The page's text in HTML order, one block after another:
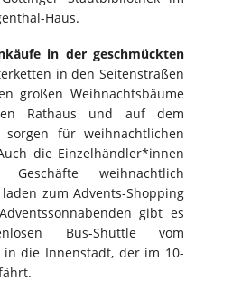
Haus.
in der geschmückten
in den Seitenstraßen
großen Weihnachtsbäume
Rathaus und auf dem
sorgen für weihnachtlichen
die Einzelhändler*innen
weihnachtlich
zum Advents-Shopping
gibt es
Bus-Shuttle vom
in die Innenstadt, der im 10-